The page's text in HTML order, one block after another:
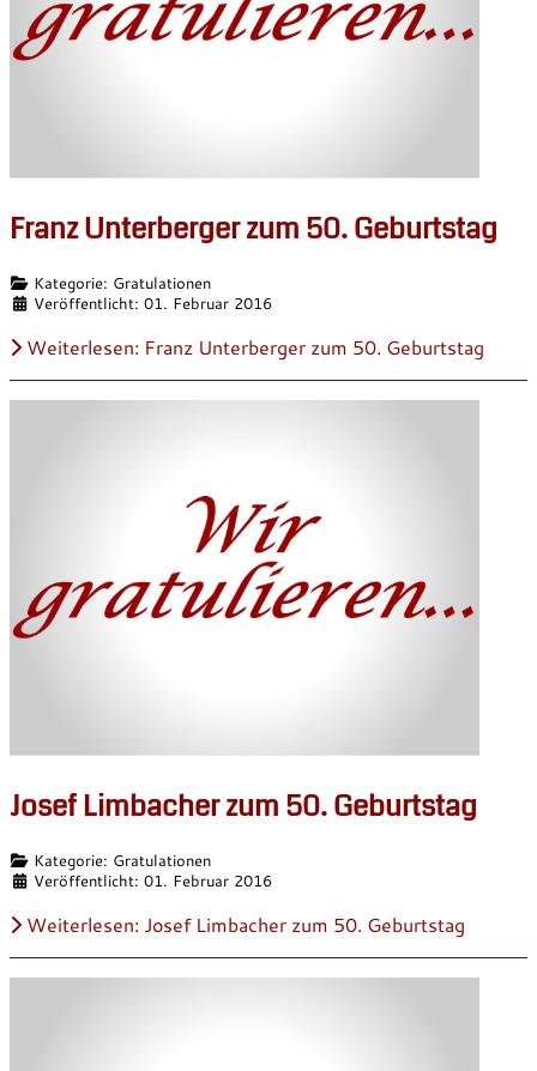
Franz Unterberger zum 50. Geburtstag
DetailsKategorie: Gratulationen
Veröffentlicht: 01. Februar 2016
Weiterlesen: Franz Unterberger zum 50. Geburtstag
Josef Limbacher zum 50. Geburtstag
DetailsKategorie: Gratulationen
Veröffentlicht: 01. Februar 2016
Weiterlesen: Josef Limbacher zum 50. Geburtstag